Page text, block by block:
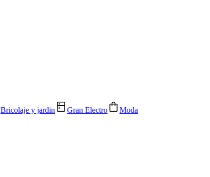
Bricolaje y jardin Gran Electro Moda